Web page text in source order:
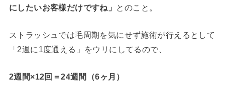
にしたいお客様だけですね」 とのこと。
ストラッシュでは毛周期を気にせず施術が行えるとして
「2週に1度通える」をウリにしてるので、
2週間×12回＝24週間（6ヶ月）